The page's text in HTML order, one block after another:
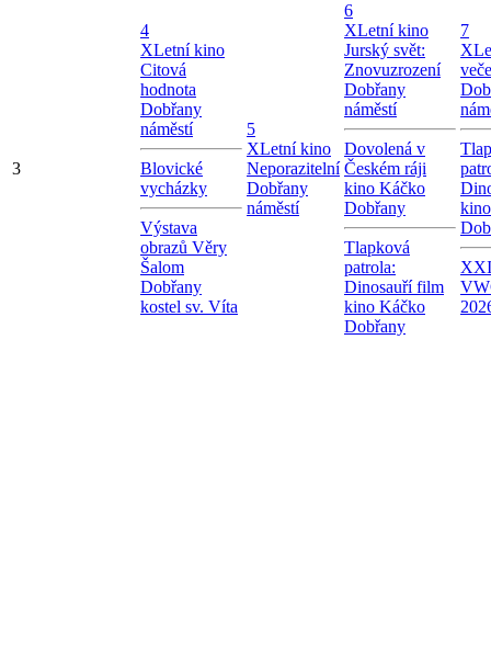
3
4
XLetní kino
Citová
hodnota
Dobřany
náměstí
Blovické
vycházky
Výstava
obrazů Věry
Šalom
Dobřany
kostel sv. Víta
5
XLetní kino
Neporazitelní
Dobřany
náměstí
6
XLetní kino
Jurský svět:
Znovuzrození
Dobřany
náměstí
Dovolená v
Českém ráji
kino Káčko
Dobřany
Tlapková
patrola:
Dinosauří film
kino Káčko
Dobřany
7
X